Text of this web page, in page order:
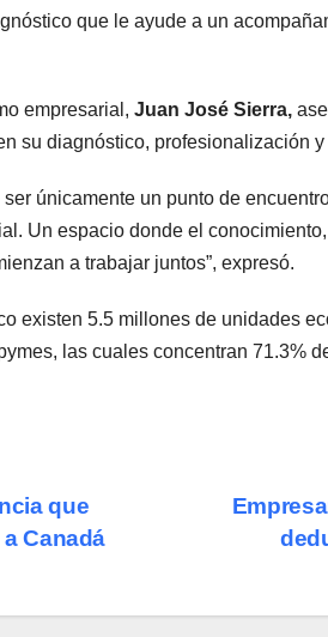
que le ayude a un
empresarial, Juan José Sierra,
su diagnóstico, profesionalización
ser únicamente un punto de
Un espacio donde el
a trabajar juntos”, expresó.
existen 5.5 millones de unidades
las cuales concentran 71.3%
que
Canadá